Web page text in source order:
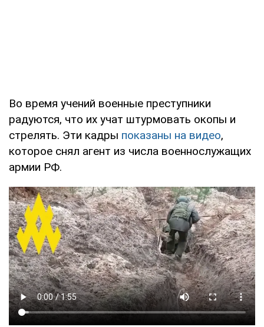
Во время учений военные преступники
радуются, что их учат штурмовать окопы и
стрелять. Эти кадры показаны на видео,
которое снял агент из числа военнослужащих
армии РФ.